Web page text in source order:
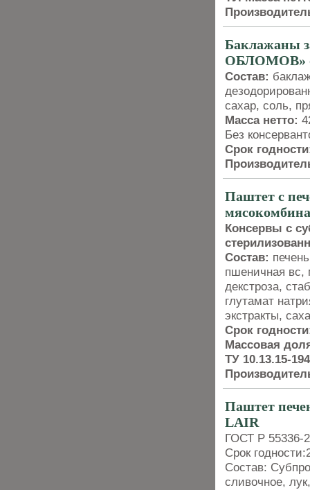
Баклажаны
ОБЛОМОВ»
Состав:
сахар, соль,
Масса нетто:
Без
Срок
Паштет с
Консервы с
Состав:
пшеничная вс,
декстроза,
глутамат
экстракты,
Срок
Массовая
ТУ 10.13.15-
Паштет
LAIR
ГОСТ Р 55336-
Срок
Состав:
сливочное,